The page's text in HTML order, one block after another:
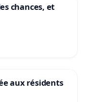
chances, et
aux résidents